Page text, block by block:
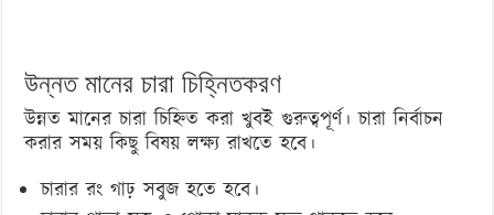
উন্নত মানের চারা চিহ্নিতকরণ
উন্নত মানের চারা চিহ্নিত করা খুবই গুরুত্বপূর্ণ। চারা নির্বাচন
করার সময় কিছু বিষয় লক্ষ্য রাখতে হবে।
চারার রং গাঢ় সবুজ হতে হবে।